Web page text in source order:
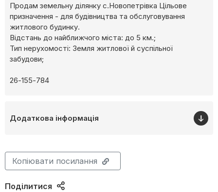
Продам земельну ділянку с.Новопетрівка Цільове
призначення - для будівництва та обслуговування
житлового будинку.
Відстань до найближчого міста: до 5 км.;
Тип нерухомості: Земля житлової й суспільної
забудови;
26-155-784
Додаткова інформація
Копіювати посилання
Поділитися